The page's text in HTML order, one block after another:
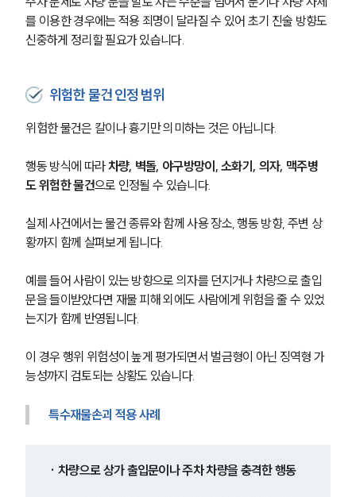
를 이용한 경우에는 적용 죄명이 달라질 수 있어 초기 진술 방향도
신중하게 정리할 필요가 있습니다.
위험한 물건 인정 범위
위험한 물건은 칼이나 흉기만 의미하는 것은 아닙니다.
행동 방식에 따라 차량, 벽돌, 야구방망이, 소화기, 의자, 맥주병
도 위험한 물건으로 인정될 수 있습니다.
실제 사건에서는 물건 종류와 함께 사용 장소, 행동 방향, 주변 상
황까지 함께 살펴보게 됩니다.
예를 들어 사람이 있는 방향으로 의자를 던지거나 차량으로 출입
문을 들이받았다면 재물 피해 외에도 사람에게 위험을 줄 수 있었
는지가 함께 반영됩니다.
이 경우 행위 위험성이 높게 평가되면서 벌금형이 아닌 징역형 가
능성까지 검토되는 상황도 있습니다.
특수재물손괴 적용 사례
· 차량으로 상가 출입문이나 주차 차량을 충격한 행동